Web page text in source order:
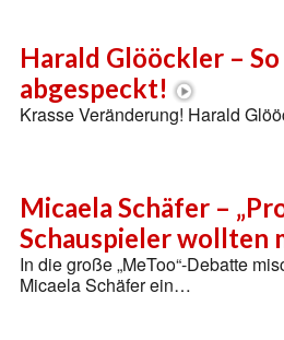
Harald Glööckler –
abgespeckt!
Krasse Veränderung! Harald
Micaela Schäfer –
Schauspieler wollten
In die große „MeToo“-Debatte
Micaela Schäfer ein…